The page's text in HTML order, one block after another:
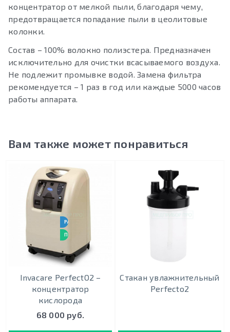
концентратор от мелкой пыли, благодаря чему,
предотвращается попадание пыли в цеолитовые
колонки.
Состав – 100% волокно полиэстера. Предназначен
исключительно для очистки всасываемого воздуха.
Не подлежит промывке водой. Замена фильтра
рекомендуется – 1 раз в год или каждые 5000 часов
работы аппарата.
Вам также может понравиться
РАБОТАЕТ 24 / 7
ПОДХОДИТ ДЛЯ ИВЛ
Invacare PerfectO2 –
концентратор
кислорода
68 000 руб.
Стакан увлажнительный
Perfecto2